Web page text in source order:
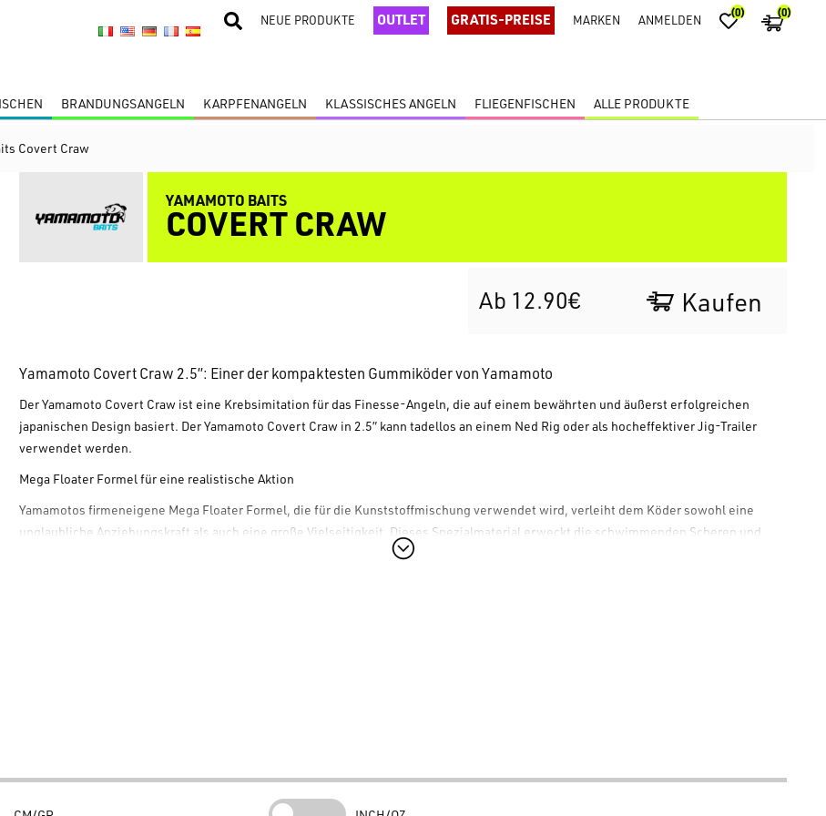
NEUE PRODUKTE OUTLET GRATIS-PREISE MARKEN ANMELDEN (0) (0)
BRANDUNGSANGELN KARPFENANGELN KLASSISCHES ANGELN FLIEGENFISCHEN ALLE PRODUKTE
Covert Craw
YAMAMOTO BAITS
COVERT CRAW
Ab 12.90€ Kaufen
Yamamoto Covert Craw 2.5”: Einer der kompaktesten Gummiköder von Yamamoto
DerYamamoto Covert Craw ist eine Krebsimitation für das Finesse-Angeln, die auf einem bewährten und äußerst erfolgreichen
japanischen Design basiert. DerYamamoto Covert Craw in 2.5” kann tadellos an einem Ned Rig oder als hocheffektiver Jig-Trailer
verwendet werden.
Mega Floater Formel für eine realistische Aktion
Yamamotos firmeneigene Mega Floater Formel, die für die Kunststoffmischung verwendet wird, verleiht dem Köder sowohl eine
unglaubliche Anziehungskraft als auch eine große Vielseitigkeit. Dieses Spezialmaterial erweckt die schwimmenden Scheren und
zum Leben, sodass er unter Wasser schwimmt und sich vertikal aufrichtet, um einen Krebs in
dieses Premium-Gummiköders! Sie finden alle Köder von Yamamoto Baits aufwww.bassstoreitaly.com, dem größten Online-Shop für
Lurefishing und Bassfishing in Europa. Über 50.000 Produkte sofort ab internem Lager verfügbar. Blitzschneller Versand!